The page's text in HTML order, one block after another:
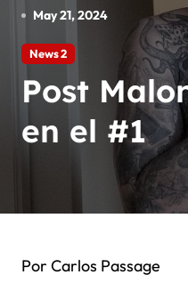
May 21, 2024
News 2
Post
en el #1
Por Carlos Passage